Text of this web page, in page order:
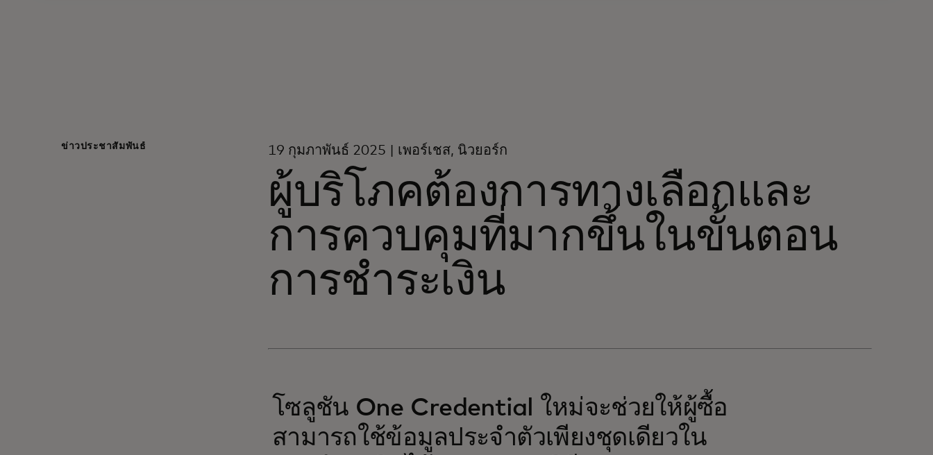
ข่าวประชาสัมพันธ์ 19 กุมภาพันธ์ 2025 | เพอร์เชส, นิวยอร์ก
ผู้บริโภคต้องการทางเลือกและ
การควบคุมที่มากขึ้นในขั้นตอน
การชำระเงิน
โซลูชัน One Credential ใหม่จะช่วยให้ผู้ซื้อ
สามารถใช้ข้อมูลประจำตัวเพียงชุดเดียวใน